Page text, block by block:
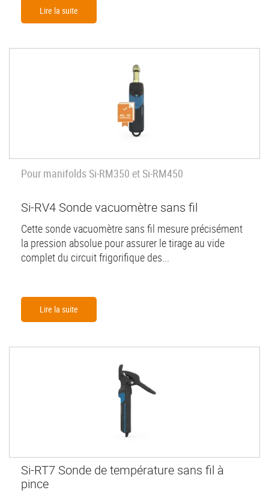
Lire la suite
Pour manifolds Si-RM350 et Si-RM450
Si-RV4 Sonde vacuomètre sans fil
Cette sonde vacuomètre sans fil mesure précisément
la pression absolue pour assurer le tirage au vide
complet du circuit frigorifique des...
Lire la suite
Si-RT7 Sonde de température sans fil à
pince